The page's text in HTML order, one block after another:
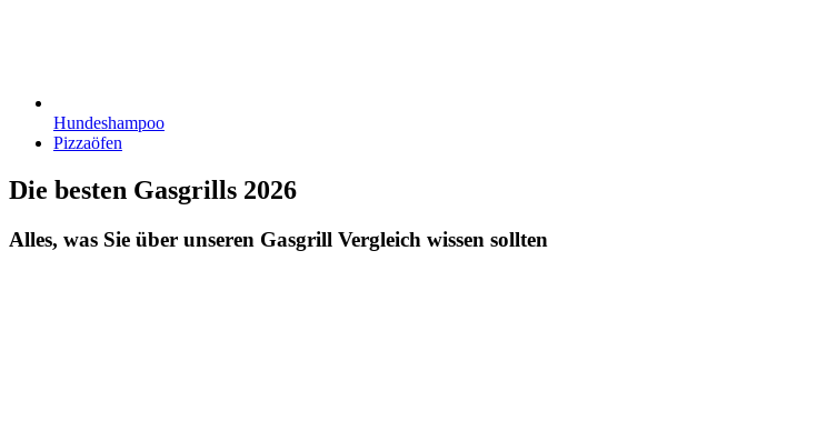
Hundeshampoo
Pizzaöfen
Die besten Gasgrills 2026
Alles, was Sie über unseren Gasgrill Vergleich wissen sollten